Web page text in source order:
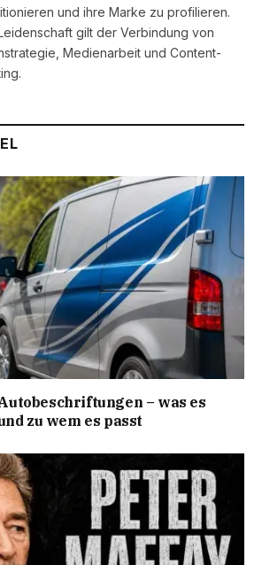
und ihre Marke zu profilieren.
gilt der Verbindung von
Medienarbeit und Content-
– was es
zu wem es passt